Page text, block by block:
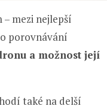
mezi nejlepší
porovnávání
a možnost její
také na delší